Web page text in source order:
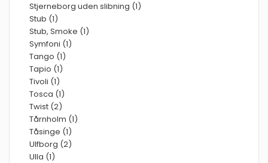
Stjerneborg uden slibning (1)
Stub (1)
Stub, Smoke (1)
Symfoni (1)
Tango (1)
Tapio (1)
Tivoli (1)
Tosca (1)
Twist (2)
Tårnholm (1)
Tåsinge (1)
Ulfborg (2)
Ulla (1)